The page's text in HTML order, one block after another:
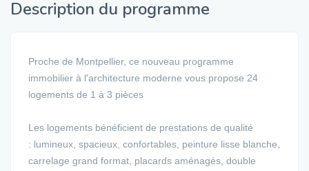
Description du programme
Proche de Montpellier, ce nouveau programme
immobilier à l'architecture moderne vous propose 24
logements de 1 à 3 pièces
Les logements bénéficient de prestations de qualité
: lumineux, spacieux, confortables, peinture lisse blanche,
carrelage grand format, placards aménagés, double